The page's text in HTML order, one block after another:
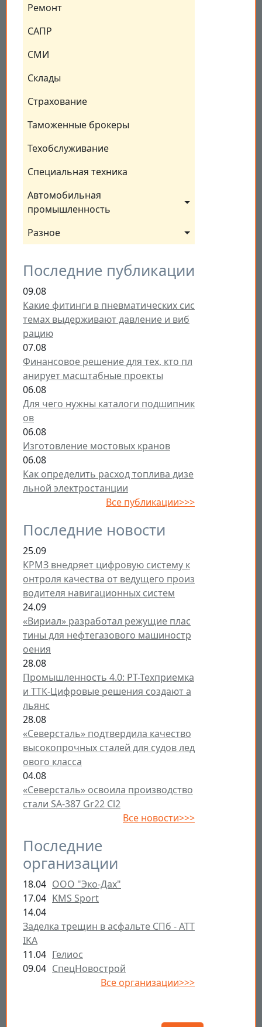
Ремонт
САПР
СМИ
Склады
Страхование
Таможенные брокеры
Техобслуживание
Специальная техника
Автомобильная
промышленность
Разное
Последние публикации
09.08
Какие фитинги в пневматических сис
темах выдерживают давление и виб
рацию
07.08
Финансовое решение для тех, кто пл
анирует масштабные проекты
06.08
Для чего нужны каталоги подшипник
ов
06.08
Изготовление мостовых кранов
06.08
Как определить расход топлива дизе
льной электростанции
Все публикации>>>
Последние новости
25.09
КРМЗ внедряет цифровую систему к
онтроля качества от ведущего произ
водителя навигационных систем
24.09
«Вириал» разработал режущие плас
тины для нефтегазового машиностр
оения
28.08
Промышленность 4.0: РТ-Техприемка
и ТТК-Цифровые решения создают а
льянс
28.08
«Северсталь» подтвердила качество
высокопрочных сталей для судов лед
ового класса
04.08
«Северсталь» освоила производство
стали SA-387 Gr22 Cl2
Все новости>>>
Последние
организации
18.04 ООО "Эко-Дах"
17.04 KMS Sport
14.04
Заделка трещин в асфальте СПб - ATT
IKA
11.04 Гелиос
09.04 СпецНовострой
Все организации>>>